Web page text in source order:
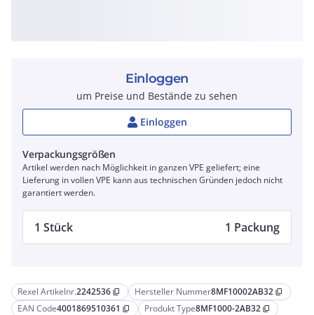
Rexel Artikelnr.2242536 content_copy Hersteller Nummer8MF10002AB32 content_copy
EAN Code4001869510361 content_copy Produkt Type8MF1000-2AB32 content_copy
Einloggen
um Preise und Bestände zu sehen
Einloggen
Verpackungsgrößen
Artikel werden nach Möglichkeit in ganzen VPE geliefert; eine
Lieferung in vollen VPE kann aus technischen Gründen jedoch nicht
garantiert werden.
1 Stück 1 Packung